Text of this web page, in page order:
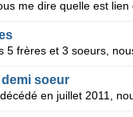
soeur